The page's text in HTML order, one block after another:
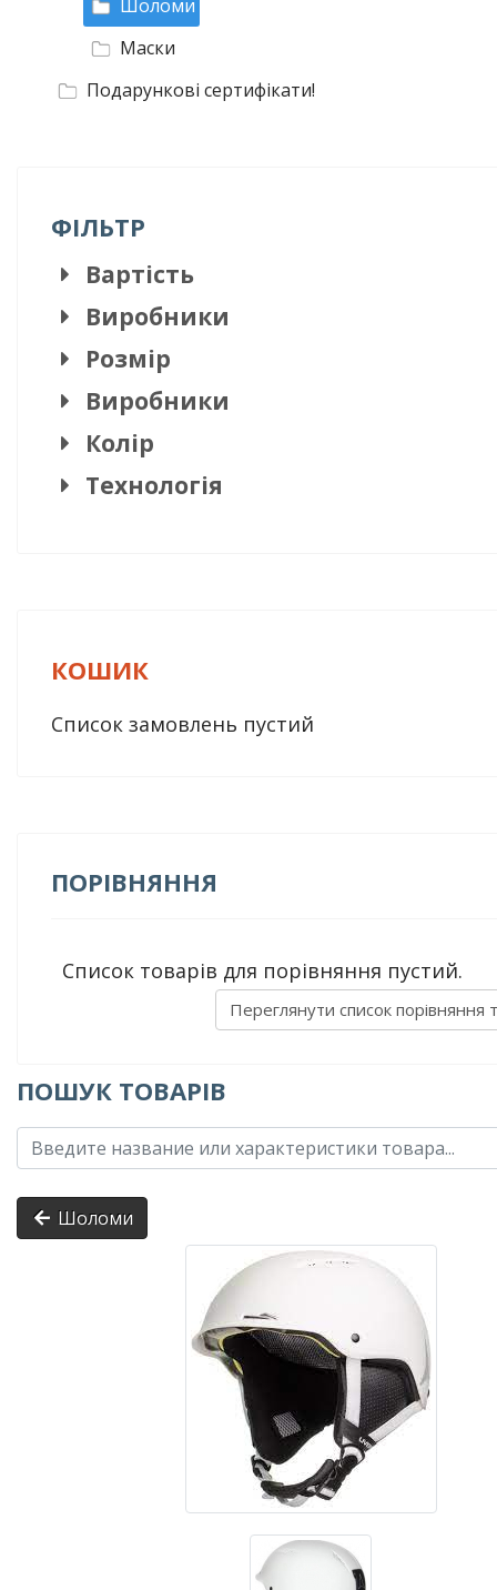
Подарункові сертифікати!
Шоломи
Маски
ФІЛЬТР
Вартість
Виробники
Розмір
Виробники
Колір
Технологія
КОШИК
Список замовлень пустий
ПОРІВНЯННЯ
Список товарів для порівняння пустий.
Переглянути список порівняння
ПОШУК ТОВАРІВ
Шоломи